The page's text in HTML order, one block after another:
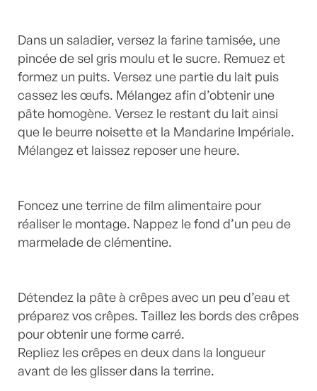
Dans un saladier, versez la farine tamisée, une
pincée de sel gris moulu et le sucre. Remuez et
formez un puits. Versez une partie du lait puis
cassez les œufs. Mélangez afin d’obtenir une
pâte homogène. Versez le restant du lait ainsi
que le beurre noisette et la Mandarine Impériale.
Mélangez et laissez reposer une heure.
Foncez une terrine de film alimentaire pour
réaliser le montage. Nappez le fond d’un peu de
marmelade de clémentine.
Détendez la pâte à crêpes avec un peu d’eau et
préparez vos crêpes. Taillez les bords des crêpes
pour obtenir une forme carré.
Repliez les crêpes en deux dans la longueur
avant de les glisser dans la terrine.